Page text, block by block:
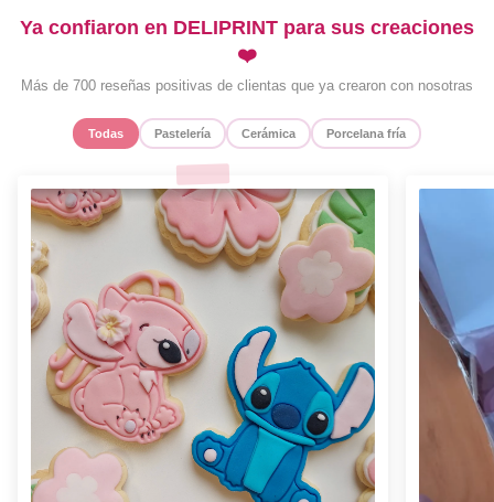
Ya confiaron en DELIPRINT para sus creaciones
❤️
Más de 700 reseñas positivas de clientas que ya crearon con nosotras
Todas Pastelería Cerámica Porcelana fría